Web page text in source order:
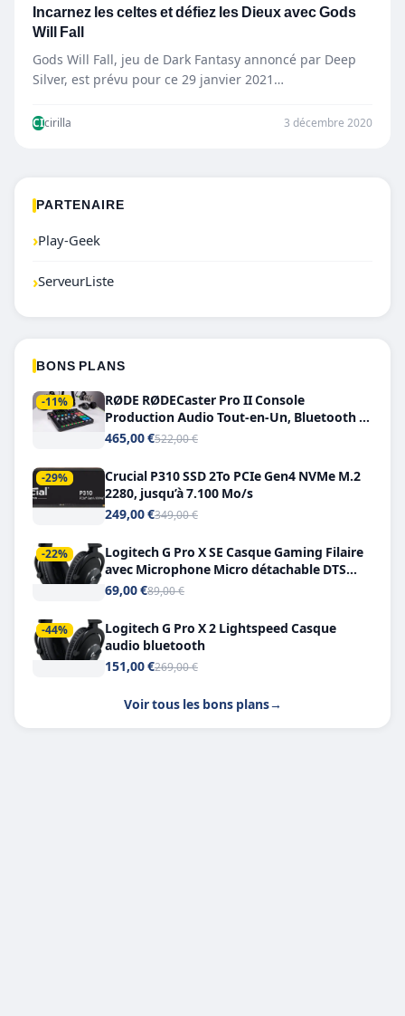
Incarnez les celtes et défiez les Dieux avec Gods
Will Fall
Gods Will Fall, jeu de Dark Fantasy annoncé par Deep
Silver, est prévu pour ce 29 janvier 2021…
CIcirilla 3 décembre 2020
PARTENAIRE
›Play-Geek
›ServeurListe
BONS PLANS
-11%
RØDE RØDECaster Pro II Console
Production Audio Tout-en-Un, Bluetooth et
Double USB-C
465,00 €522,00 €
-29%
Crucial P310 SSD 2To PCIe Gen4 NVMe M.2
2280, jusqu’à 7.100 Mo/s
249,00 €349,00 €
-22%
Logitech G Pro X SE Casque Gaming Filaire
avec Microphone Micro détachable DTS
Headphone X 7.1
69,00 €89,00 €
-44%
Logitech G Pro X 2 Lightspeed Casque
audio bluetooth
151,00 €269,00 €
Voir tous les bons plans→